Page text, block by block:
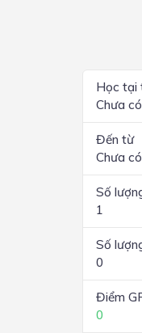
Lớp 2
Học tại
Chưa
Đến từ
Chưa
Số
1
Số
0
Điểm
0